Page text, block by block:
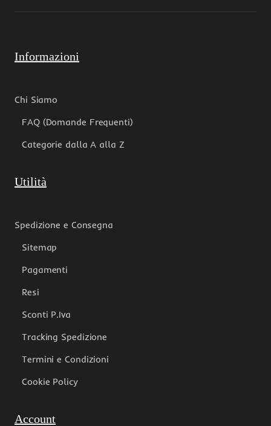
Informazioni
Chi Siamo
FAQ (Domande Frequenti)
Categorie dalla A alla Z
Utilità
Spedizione e Consegna
Sitemap
Pagamenti
Resi
Sconti P.Iva
Tracking Spedizione
Termini e Condizioni
Cookie Policy
Account